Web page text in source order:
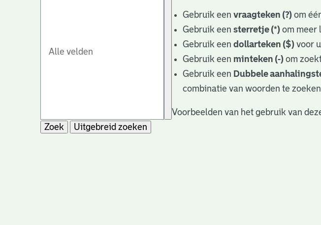
Gebruik eenvraagteken (?) om
Gebruik eensterretje (*) om meer
Gebruik eendollarteken ($) voor
Gebruik een minteken (-) om
Gebruik een Dubbele
combinatie van woorden te
Voorbeelden van het gebruik van
Zoek
Uitgebreid zoeken